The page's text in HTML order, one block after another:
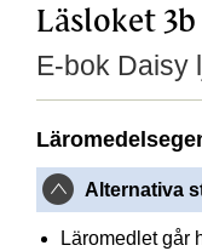
Läsloket 3b
E-bok Daisy
Alternativa
Läromedlet går